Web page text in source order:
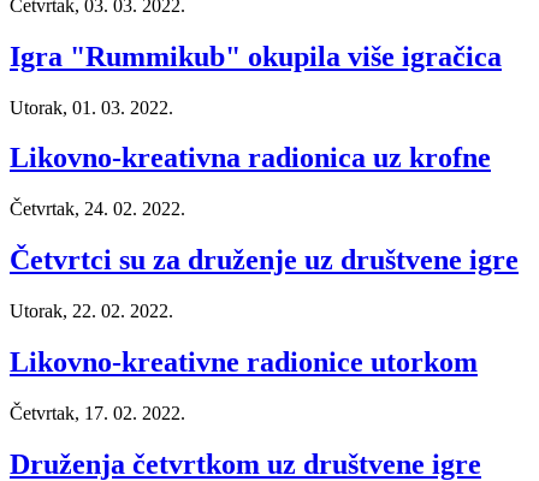
Četvrtak, 03. 03. 2022.
Igra "Rummikub" okupila više igračica
Utorak, 01. 03. 2022.
Likovno-kreativna radionica uz krofne
Četvrtak, 24. 02. 2022.
Četvrtci su za druženje uz društvene igre
Utorak, 22. 02. 2022.
Likovno-kreativne radionice utorkom
Četvrtak, 17. 02. 2022.
Druženja četvrtkom uz društvene igre